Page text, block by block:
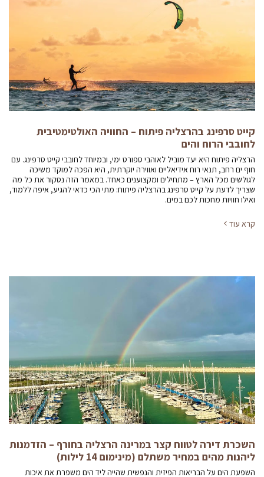
קייט סרפינג בהרצליה פיתוח – החוויה האולטימטיבית
לחובבי הרוח והים
הרצליה פיתוח היא יעד מוביל לאוהבי ספורט ימי, ובמיוחד לחובבי קייט סרפינג. עם
חוף ים רחב, תנאי רוח אידיאליים ואווירה יוקרתית, היא הפכה למוקד משיכה
לגולשים מכל הארץ – מתחילים ומקצוענים כאחד. במאמר הזה נסקור את כל מה
שצריך לדעת על קייט סרפינג בהרצליה פיתוח: מתי הכי כדאי להגיע, איפה ללמוד,
ואילו חוויות מחכות לכם במים.
קרא עוד
השכרת דירה לטווח קצר במרינה הרצליה בחורף – הזדמנות
ליהנות מהים במחיר משתלם (מינימום 14 לילות)
השפעת הים על הבריאות הפיזית והנפשית שהייה ליד הים משפרת את איכות